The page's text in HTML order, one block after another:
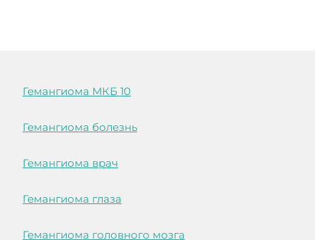
Гемангиома МКБ 10
Гемангиома болезнь
Гемангиома врач
Гемангиома глаза
Гемангиома головного мозга